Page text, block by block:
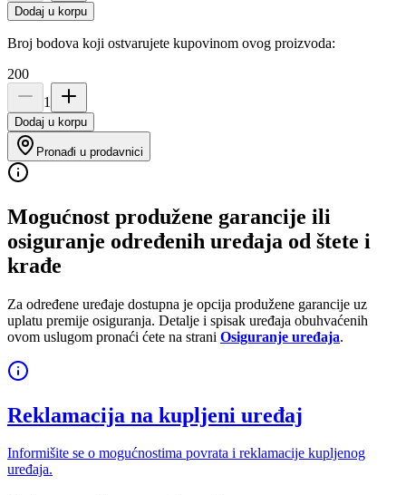
Dodaj u korpu
Broj bodova koji ostvarujete kupovinom ovog proizvoda:
200
1
Dodaj u korpu
Pronađi u prodavnici
Mogućnost produžene garancije ili
osiguranje određenih uređaja od štete i
krađe
Za određene uređaje dostupna je opcija produžene garancije uz
uplatu premije osiguranja. Detalje i spisak uređaja obuhvaćenih
ovom uslugom pronaći ćete na strani Osiguranje uređaja.
Reklamacija na kupljeni uređaj
Informišite se o mogućnostima povrata i reklamacije kupljenog
uređaja.